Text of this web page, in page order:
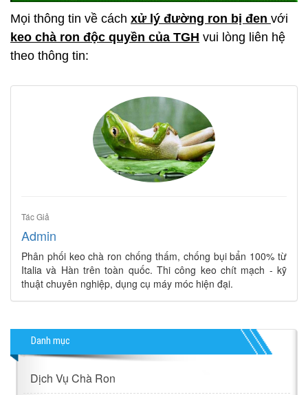
Mọi thông tin về cách xử lý đường ron bị đen với
keo chà ron độc quyền của TGH vui lòng liên hệ
theo thông tin:
Tác Giả
Admin
Phân phối keo chà ron chống thấm, chống bụi bẩn 100% từ
Italia và Hàn trên toàn quốc. Thi công keo chít mạch - kỹ
thuật chuyên nghiệp, dụng cụ máy móc hiện đại.
Danh mục
Dịch Vụ Chà Ron